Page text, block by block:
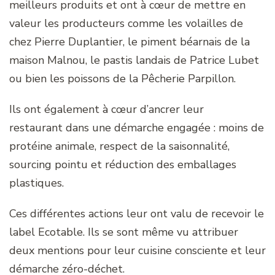
meilleurs produits et ont à cœur de mettre en
valeur les producteurs comme les volailles de
chez Pierre Duplantier, le piment béarnais de la
maison Malnou, le pastis landais de Patrice Lubet
ou bien les poissons de la Pêcherie Parpillon.
Ils ont également à cœur d’ancrer leur
restaurant dans une démarche engagée : moins de
protéine animale, respect de la saisonnalité,
sourcing pointu et réduction des emballages
plastiques.
Ces différentes actions leur ont valu de recevoir le
label Ecotable. Ils se sont même vu attribuer
deux mentions pour leur cuisine consciente et leur
démarche zéro-déchet.